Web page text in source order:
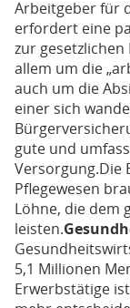
Arbeitgeber für
erfordert eine
zur
allem um die
auch um die
einer sich
gute und
Versorgung.Die
Pflegewesen
Löhne, die dem
leisten.
5,1 Millionen
Erwerbstätige